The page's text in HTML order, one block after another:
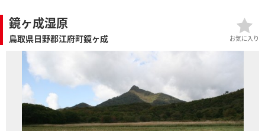
鏡ヶ成湿原
鳥取県日野郡江府町鏡ヶ成 お気に入り